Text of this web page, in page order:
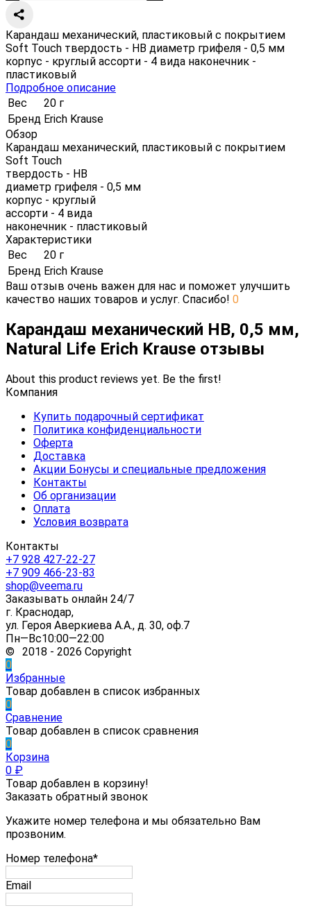
Карандаш механический, пластиковый с покрытием
Soft Touch твердость - HB диаметр грифеля - 0,5 мм
корпус - круглый ассорти - 4 вида наконечник -
пластиковый
Подробное описание
Вес
20 г
Бренд Erich Krause
Обзор
Карандаш механический, пластиковый с покрытием
Soft Touch
твердость - HB
диаметр грифеля - 0,5 мм
корпус - круглый
ассорти - 4 вида
наконечник - пластиковый
Характеристики
Вес
20 г
Бренд Erich Krause
Ваш отзыв очень важен для нас и поможет улучшить
качество наших товаров и услуг. Спасибо! 0
Карандаш механический HB, 0,5 мм,
Natural Life Erich Krause отзывы
About this product reviews yet. Be the first!
Компания
Купить подарочный сертификат
Политика конфиденциальности
Оферта
Доставка
Акции Бонусы и специальные предложения
Контакты
Об организации
Оплата
Условия возврата
Контакты
+7 928 427-22-27
+7 909 466-23-83
shop@veema.ru
Заказывать онлайн 24/7
г. Краснодар,
ул. Героя Аверкиева А.А., д. 30, оф.7
Пн—Вс10:00—22:00
© 2018 - 2026 Copyright
0
Избранные
Товар добавлен в список избранных
0
Сравнение
Товар добавлен в список сравнения
0
Корзина
0 ₽
Товар добавлен в корзину!
Заказать обратный звонок
Укажите номер телефона и мы обязательно Вам
прозвоним.
Номер телефона*
Email